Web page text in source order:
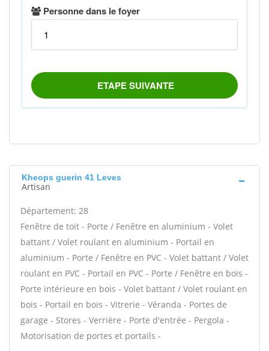
Kheops guerin 41 Leves
Artisan
Département: 28
Fenêtre de toit - Porte / Fenêtre en aluminium - Volet
battant / Volet roulant en aluminium - Portail en
aluminium - Porte / Fenêtre en PVC - Volet battant / Volet
roulant en PVC - Portail en PVC - Porte / Fenêtre en bois -
Porte intérieure en bois - Volet battant / Volet roulant en
bois - Portail en bois - Vitrerie - Véranda - Portes de
garage - Stores - Verrière - Porte d'entrée - Pergola -
Motorisation de portes et portails -